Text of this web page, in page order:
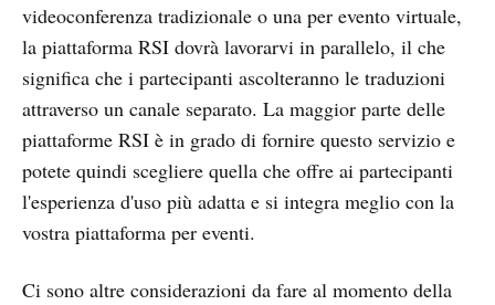
videoconferenza tradizionale o una per evento virtuale,
la piattaforma RSI dovrà lavorarvi in parallelo, il che
significa che i partecipanti ascolteranno le traduzioni
attraverso un canale separato. La maggior parte delle
piattaforme RSI è in grado di fornire questo servizio e
potete quindi scegliere quella che offre ai partecipanti
l'esperienza d'uso più adatta e si integra meglio con la
vostra piattaforma per eventi.
Ci sono altre considerazioni da fare al momento della